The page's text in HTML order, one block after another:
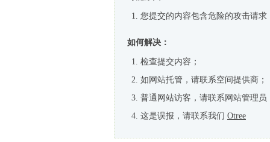
您提交的内容包含危险的攻击请求
如何解决：
检查提交内容；
如网站托管，请联系空间提供商；
普通网站访客，请联系网站管理员
这是误报，请联系我们 Otree